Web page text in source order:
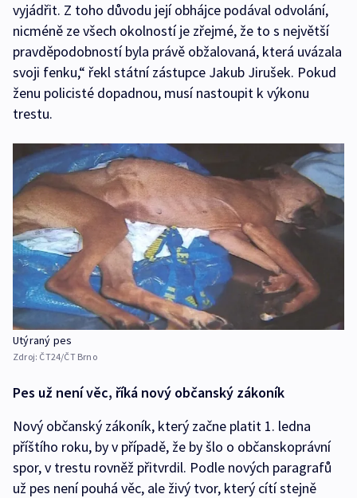
vyjádřit. Z toho důvodu její obhájce podával odvolání,
nicméně ze všech okolností je zřejmé, že to s největší
pravděpodobností byla právě obžalovaná, která uvázala
svoji fenku,“ řekl státní zástupce Jakub Jirušek. Pokud
ženu policisté dopadnou, musí nastoupit k výkonu
trestu.
Utýraný pes
Zdroj: ČT24/ČT Brno
Pes už není věc, říká nový občanský zákoník
Nový občanský zákoník, který začne platit 1. ledna
příštího roku, by v případě, že by šlo o občanskoprávní
spor, v trestu rovněž přitvrdil. Podle nových paragrafů
už pes není pouhá věc, ale živý tvor, který cítí stejně